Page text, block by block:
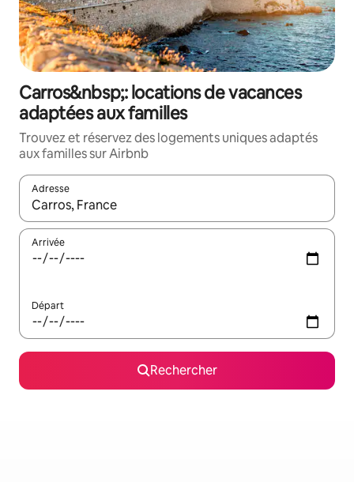
Carros&nbsp;: locations de vacances
adaptées aux familles
Trouvez et réservez des logements uniques adaptés
aux familles sur Airbnb
Adresse
Lorsque les résultats s'affichent, utilisez les flèches vers le
Arrivée
Départ
Rechercher